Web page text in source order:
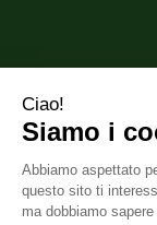
Alchimia srl